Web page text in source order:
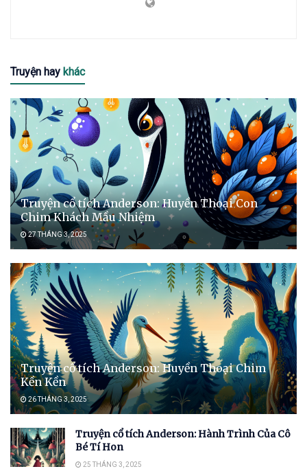
Truyện hay khác
Truyện cổ tích Anderson: Huyền Thoại Con
Chim Khách Mầu Nhiệm
27 THÁNG 3, 2025
Truyện cổ tích Anderson: Huyền Thoại Chim
Kền Kền
26 THÁNG 3, 2025
Truyện cổ tích Anderson: Hành Trình Của Cô
Bé Tí Hon
25 THÁNG 3, 2025